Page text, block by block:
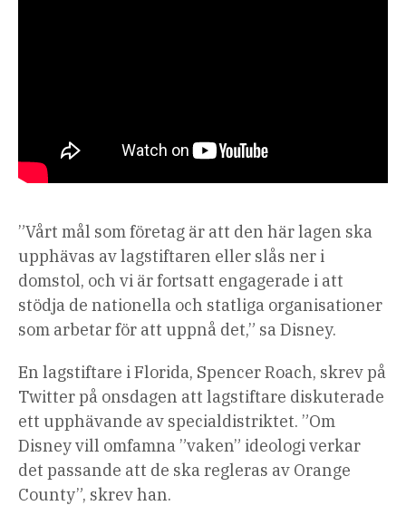
”Vårt mål som företag är att den här lagen ska
upphävas av lagstiftaren eller slås ner i
domstol, och vi är fortsatt engagerade i att
stödja de nationella och statliga organisationer
som arbetar för att uppnå det,” sa Disney.
En lagstiftare i Florida, Spencer Roach, skrev på
Twitter på onsdagen att lagstiftare diskuterade
ett upphävande av specialdistriktet. ”Om
Disney vill omfamna ”vaken” ideologi verkar
det passande att de ska regleras av Orange
County”, skrev han.